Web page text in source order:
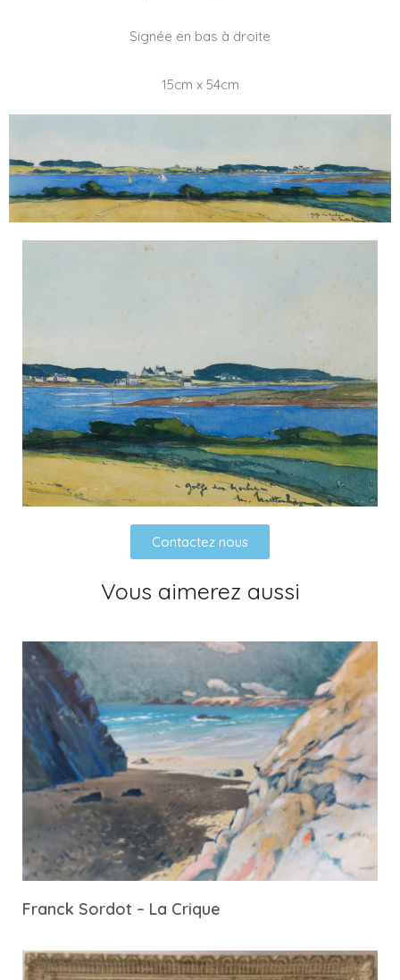
Signée en bas à droite
15cm x 54cm
Contactez nous
Vous aimerez aussi
Franck Sordot – La Crique